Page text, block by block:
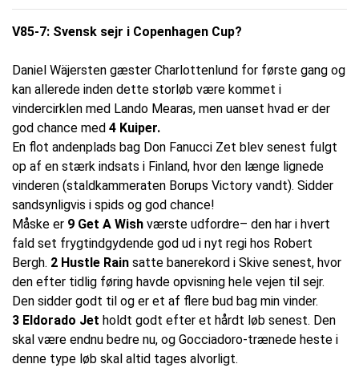
V85-7: Svensk sejr i Copenhagen Cup?
Daniel Wäjersten gæster Charlottenlund for første gang og
kan allerede inden dette storløb være kommet i
vindercirklen med Lando Mearas, men uanset hvad er der
god chance med 4 Kuiper.
En flot andenplads bag Don Fanucci Zet blev senest fulgt
op af en stærk indsats i Finland, hvor den længe lignede
vinderen (staldkammeraten Borups Victory vandt). Sidder
sandsynligvis i spids og god chance!
Måske er 9 Get A Wish værste udfordre– den har i hvert
fald set frygtindgydende god ud i nyt regi hos Robert
Bergh. 2 Hustle Rain satte banerekord i Skive senest, hvor
den efter tidlig føring havde opvisning hele vejen til sejr.
Den sidder godt til og er et af flere bud bag min vinder.
3 Eldorado Jet holdt godt efter et hårdt løb senest. Den
skal være endnu bedre nu, og Gocciadoro-trænede heste i
denne type løb skal altid tages alvorligt.